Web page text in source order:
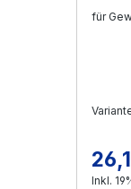
für
Inkl.